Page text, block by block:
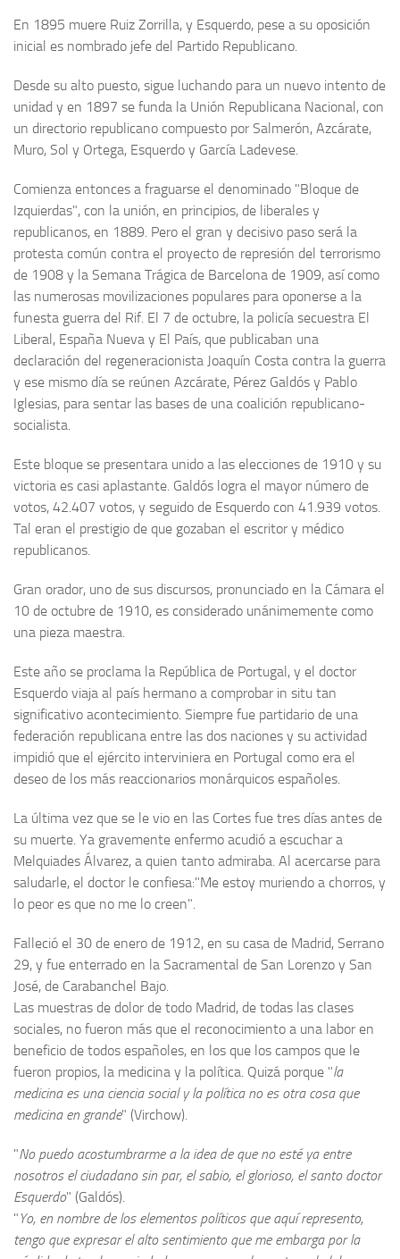
En 1895 muere Ruiz Zorrilla, y Esquerdo, pese a su oposición
inicial es nombrado jefe del Partido Republicano.
Desde su alto puesto, sigue luchando para un nuevo intento de
unidad y en 1897 se funda la Unión Republicana Nacional, con
un directorio republicano compuesto por Salmerón, Azcárate,
Muro, Sol y Ortega, Esquerdo y García Ladevese.
Comienza entonces a fraguarse el denominado "Bloque de
Izquierdas", con la unión, en principios, de liberales y
republicanos, en 1889. Pero el gran y decisivo paso será la
protesta común contra el proyecto de represión del terrorismo
de 1908 y la Semana Trágica de Barcelona de 1909, así como
las numerosas movilizaciones populares para oponerse a la
funesta guerra del Rif. El 7 de octubre, la policía secuestra El
Liberal, España Nueva y El País, que publicaban una
declaración del regeneracionista Joaquín Costa contra la guerra
y ese mismo día se reúnen Azcárate, Pérez Galdós y Pablo
Iglesias, para sentar las bases de una coalición republicano-
socialista.
Este bloque se presentara unido a las elecciones de 1910 y su
victoria es casi aplastante. Galdós logra el mayor número de
votos, 42.407 votos, y seguido de Esquerdo con 41.939 votos.
Tal eran el prestigio de que gozaban el escritor y médico
republicanos.
Gran orador, uno de sus discursos, pronunciado en la Cámara el
10 de octubre de 1910, es considerado unánimemente como
una pieza maestra.
Este año se proclama la República de Portugal, y el doctor
Esquerdo viaja al país hermano a comprobar in situ tan
significativo acontecimiento. Siempre fue partidario de una
federación republicana entre las dos naciones y su actividad
impidió que el ejército interviniera en Portugal como era el
deseo de los más reaccionarios monárquicos españoles.
La última vez que se le vio en las Cortes fue tres días antes de
su muerte. Ya gravemente enfermo acudió a escuchar a
Melquiades Álvarez, a quien tanto admiraba. Al acercarse para
saludarle, el doctor le confiesa:"Me estoy muriendo a chorros, y
lo peor es que no me lo creen".
Falleció el 30 de enero de 1912, en su casa de Madrid, Serrano
29, y fue enterrado en la Sacramental de San Lorenzo y San
José, de Carabanchel Bajo.
Las muestras de dolor de todo Madrid, de todas las clases
sociales, no fueron más que el reconocimiento a una labor en
beneficio de todos españoles, en los que los campos que le
fueron propios, la medicina y la política. Quizá porque "la
medicina es una ciencia social y la política no es otra cosa que
medicina en grande" (Virchow).
"No puedo acostumbrarme a la idea de que no esté ya entre
nosotros el ciudadano sin par, el sabio, el glorioso, el santo doctor
Esquerdo" (Galdós).
" Yo, en nombre de los elementos políticos que aquí represento,
tengo que expresar el alto sentimiento que me embarga por la